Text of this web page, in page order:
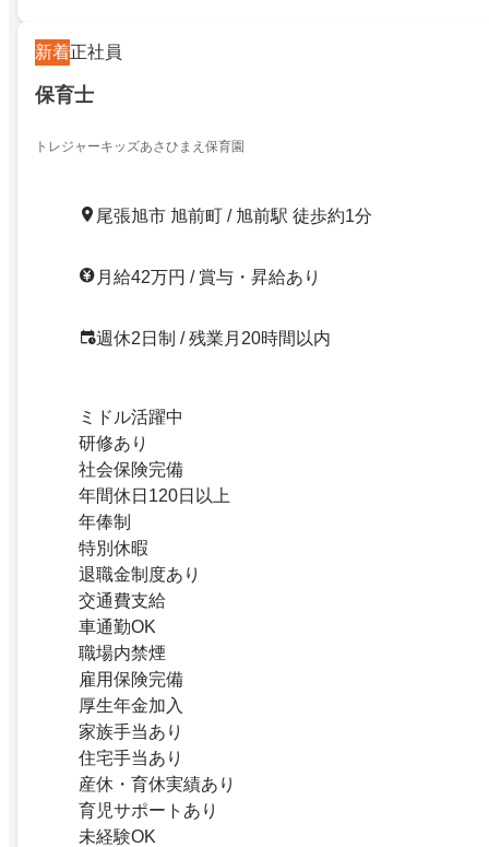
新着正社員
保育士
トレジャーキッズあさひまえ保育園
尾張旭市 旭前町 / 旭前駅 徒歩約1分
月給42万円 / 賞与・昇給あり
週休2日制 / 残業月20時間以内
ミドル活躍中
研修あり
社会保険完備
年間休日120日以上
年俸制
特別休暇
退職金制度あり
交通費支給
車通勤OK
職場内禁煙
雇用保険完備
厚生年金加入
家族手当あり
住宅手当あり
産休・育休実績あり
育児サポートあり
未経験OK